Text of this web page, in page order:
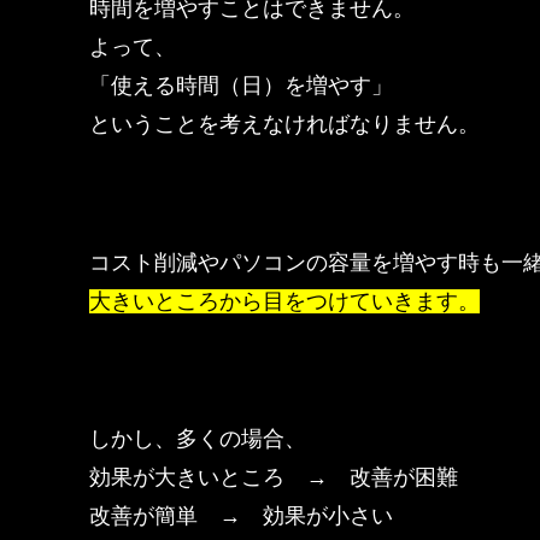
時間を増やすことはできません。
よって、
「使える時間（日）を増やす」
ということを考えなければなりません。
コスト削減やパソコンの容量を増やす時も一
大きいところから目をつけていきます。
しかし、多くの場合、
効果が大きいところ → 改善が困難
改善が簡単 → 効果が小さい